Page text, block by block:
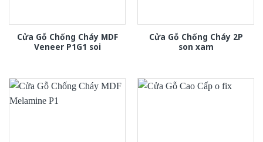
Cửa Gỗ Chống Cháy MDF
Veneer P1G1 soi
Cửa Gỗ Chống Cháy 2P
son xam